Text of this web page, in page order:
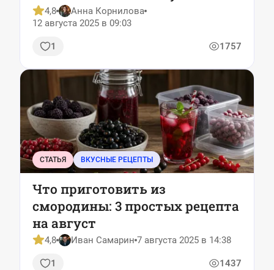
4,8
Анна Корнилова
12 августа 2025 в 09:03
1 1757
СТАТЬЯ ВКУСНЫЕ РЕЦЕПТЫ
Что приготовить из
смородины: 3 простых рецепта
на август
4,8 Иван Самарин 7 августа 2025 в 14:38
1 1437